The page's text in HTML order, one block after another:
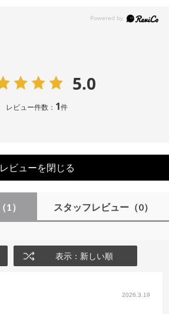
5.0
レビュー件数： 1件
レビューを閉じる
（1） スタッフレビュー（0）
表示：新しい順
2026.3.19